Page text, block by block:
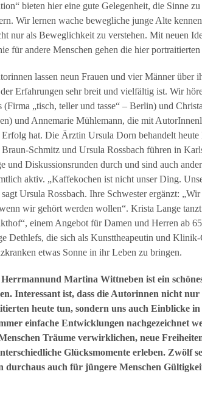
bieten hier eine gute Gelegenheit, die Sinne
Wir lernen wache bewegliche junge Alte
nur als Beweglichkeit zu verstehen. Mit neuen
für andere Menschen gehen die hier
lassen neun Frauen und vier Männer über
Erfahrungen sehr breit und vielfältig ist. Wir
(Firma „tisch, teller und tasse“ – Berlin) und
und Annemarie Mühlemann, die mit
Erfolg hat. Die Ärztin Ursula Dorn behandelt heute
Braun-Schmitz und Ursula Rossbach führen in
und Diskussionsrunden durch und sind auch
aktiv. „Kaffekochen ist nicht unser Ding.
Ursula Rossbach. Ihre Schwester ergänzt:
wir gehört werden wollen“. Krista Lange
einem Angebot für Damen und Herren ab
Dethlefs, die sich als Kunsttheapeutin und
etwas Sonne in ihr Leben zu bringen.
Martina Wittneben ist ein
Interessant ist, dass die Autorinnen nicht nur
heute tun, sondern uns auch Einblicke
einfache Entwicklungen nachgezeichnet
Träume verwirklichen, neue
Glücksmomente erleben. Zwölf
durchaus auch für jüngere Menschen